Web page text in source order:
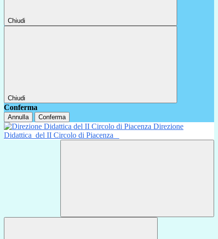
Chiudi
Chiudi
Conferma
Annulla Conferma
Direzione
Didattica del II Circolo di Piacenza